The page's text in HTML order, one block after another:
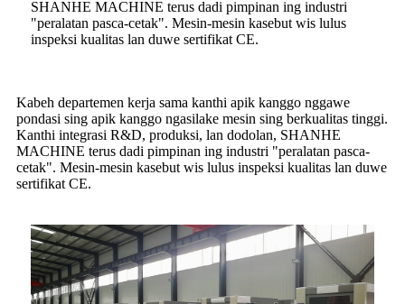
SHANHE MACHINE terus dadi pimpinan ing industri
"peralatan pasca-cetak". Mesin-mesin kasebut wis lulus
inspeksi kualitas lan duwe sertifikat CE.
Kabeh departemen kerja sama kanthi apik kanggo nggawe
pondasi sing apik kanggo ngasilake mesin sing berkualitas tinggi.
Kanthi integrasi R&D, produksi, lan dodolan, SHANHE
MACHINE terus dadi pimpinan ing industri "peralatan pasca-
cetak". Mesin-mesin kasebut wis lulus inspeksi kualitas lan duwe
sertifikat CE.